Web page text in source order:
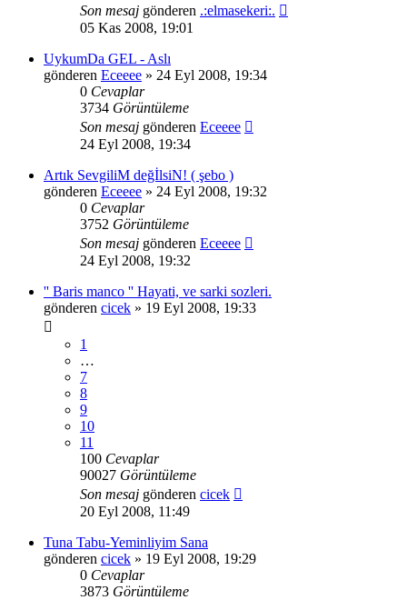
Son mesaj gönderen .:elmasekeri:.
05 Kas 2008, 19:01
UykumDa GEL - Aslı
gönderen Eceeee » 24 Eyl 2008, 19:34
0 Cevaplar
3734 Görüntüleme
Son mesaj gönderen Eceeee
24 Eyl 2008, 19:34
Artık SevgiliM değİlsiN! ( şebo )
gönderen Eceeee » 24 Eyl 2008, 19:32
0 Cevaplar
3752 Görüntüleme
Son mesaj gönderen Eceeee
24 Eyl 2008, 19:32
'' Baris manco '' Hayati, ve sarki sozleri.
gönderen cicek » 19 Eyl 2008, 19:33
1
…
7
8
9
10
11
100 Cevaplar
90027 Görüntüleme
Son mesaj gönderen cicek
20 Eyl 2008, 11:49
Tuna Tabu-Yeminliyim Sana
gönderen cicek » 19 Eyl 2008, 19:29
0 Cevaplar
3873 Görüntüleme